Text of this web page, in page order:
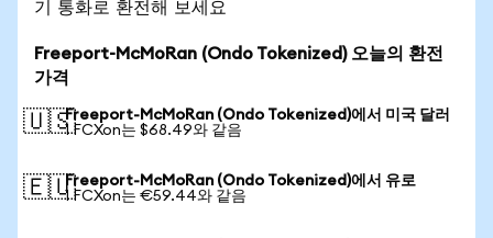
기 통화로 환전해 보세요
Freeport-McMoRan (Ondo Tokenized) 오늘의 환전
가격
🇺🇸Freeport-McMoRan (Ondo Tokenized)에서 미국 달러
1 FCXon는 $68.49와 같음
🇪🇺Freeport-McMoRan (Ondo Tokenized)에서 유로
1 FCXon는 €59.44와 같음